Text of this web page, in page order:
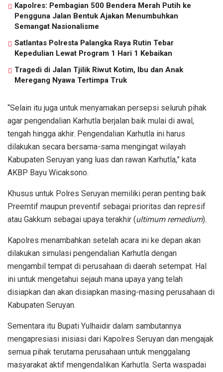
Kapolres: Pembagian 500 Bendera Merah Putih ke
Pengguna Jalan Bentuk Ajakan Menumbuhkan
Semangat Nasionalisme
Satlantas Polresta Palangka Raya Rutin Tebar
Kepedulian Lewat Program 1 Hari 1 Kebaikan
Tragedi di Jalan Tjilik Riwut Kotim, Ibu dan Anak
Meregang Nyawa Tertimpa Truk
“Selain itu juga untuk menyamakan persepsi seluruh pihak
agar pengendalian Karhutla berjalan baik mulai di awal,
tengah hingga akhir. Pengendalian Karhutla ini harus
dilakukan secara bersama-sama mengingat wilayah
Kabupaten Seruyan yang luas dan rawan Karhutla,” kata
AKBP Bayu Wicaksono.
Khusus untuk Polres Seruyan memiliki peran penting baik
Preemtif maupun preventif sebagai prioritas dan represif
atau Gakkum sebagai upaya terakhir (ultimum remedium).
Kapolres menambahkan setelah acara ini ke depan akan
dilakukan simulasi pengendalian Karhutla dengan
mengambil tempat di perusahaan di daerah setempat. Hal
ini untuk mengetahui sejauh mana upaya yang telah
disiapkan dan akan disiapkan masing-masing perusahaan di
Kabupaten Seruyan.
Sementara itu Bupati Yulhaidir dalam sambutannya
mengapresiasi inisiasi dari Kapolres Seruyan dan mengajak
semua pihak terutama perusahaan untuk menggalang
masyarakat aktif mengendalikan Karhutla. Serta waspadai